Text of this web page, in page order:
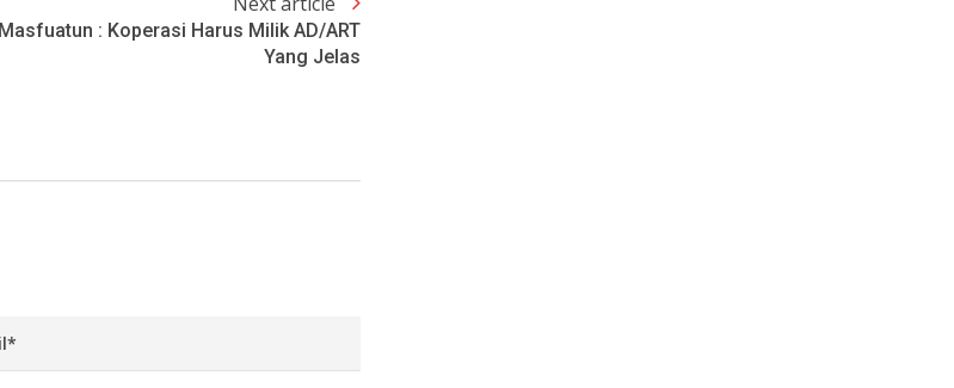
Masfuatun : Koperasi Harus Milik AD/ART
Yang Jelas